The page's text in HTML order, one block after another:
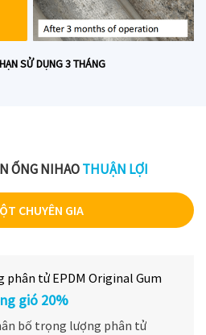
SỬ DỤNG 3 THÁNG
ỐNG NIHAOTHUẬN LỢI
CHUYÊN GIA
tử EPDM Original Gum
gió 20%
bố trọng lượng phân tử